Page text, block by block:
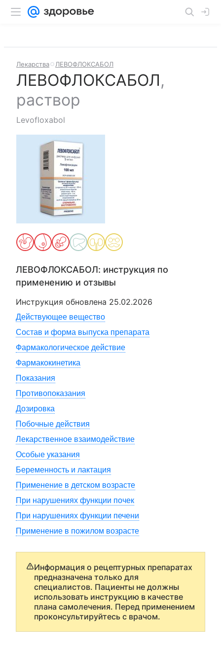
Лекарства ЛЕВОФЛОКСАБОЛ
ЛЕВОФЛОКСАБОЛ,
раствор
Levofloxabol
ЛЕВОФЛОКСАБОЛ: инструкция по
применению и отзывы
Инструкция обновлена 25.02.2026
Действующее вещество
Состав и форма выпуска препарата
Фармакологическое действие
Фармакокинетика
Показания
Противопоказания
Дозировка
Побочные действия
Лекарственное взаимодействие
Особые указания
Беременность и лактация
Применение в детском возрасте
При нарушениях функции почек
При нарушениях функции печени
Применение в пожилом возрасте
Информация о рецептурных препаратах
предназначена только для
специалистов. Пациенты не должны
использовать инструкцию в качестве
плана самолечения. Перед применением
проконсультируйтесь с врачом.